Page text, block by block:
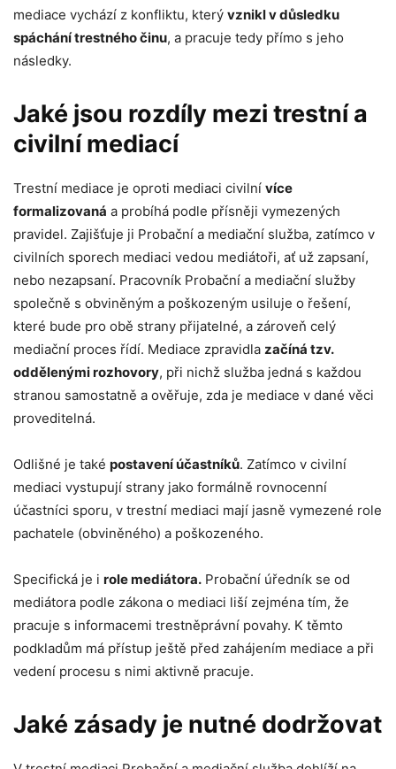
mediace vychází z konfliktu, který vznikl v důsledku
spáchání trestného činu, a pracuje tedy přímo s jeho
následky.
Jaké jsou rozdíly mezi trestní a
civilní mediací
Trestní mediace je oproti mediaci civilní více
formalizovaná a probíhá podle přísněji vymezených
pravidel. Zajišťuje ji Probační a mediační služba, zatímco v
civilních sporech mediaci vedou mediátoři, ať už zapsaní,
nebo nezapsaní. Pracovník Probační a mediační služby
společně s obviněným a poškozeným usiluje o řešení,
které bude pro obě strany přijatelné, a zároveň celý
mediační proces řídí. Mediace zpravidla začíná tzv.
oddělenými rozhovory, při nichž služba jedná s každou
stranou samostatně a ověřuje, zda je mediace v dané věci
proveditelná.
Odlišné je také postavení účastníků. Zatímco v civilní
mediaci vystupují strany jako formálně rovnocenní
účastníci sporu, v trestní mediaci mají jasně vymezené role
pachatele (obviněného) a poškozeného.
Specifická je i role mediátora. Probační úředník se od
mediátora podle zákona o mediaci liší zejména tím, že
pracuje s informacemi trestněprávní povahy. K těmto
podkladům má přístup ještě před zahájením mediace a při
vedení procesu s nimi aktivně pracuje.
Jaké zásady je nutné dodržovat
webové
používají.
zkušenost
Aby naše
webové
vaší
návštěvě co
Pokud tyto
cookies
odmítnete,
některé
funkce z
webu zmizí.
Marketing
zájmů a chování
při návštěvě
zobrazení
personalizovaného
obsahu a nabídek.